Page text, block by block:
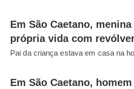
Em São Caetano,
própria vida com
Pai da criança estava em casa na
Em São Caetano,